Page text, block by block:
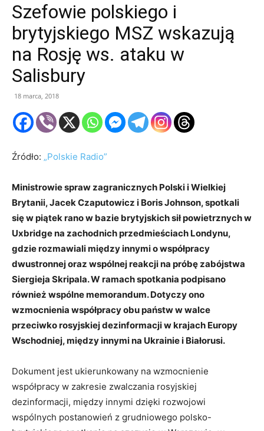
Szefowie polskiego i
brytyjskiego MSZ wskazują
na Rosję ws. ataku w
Salisbury
18 marca, 2018
Źródło: „Polskie Radio”
Ministrowie spraw zagranicznych Polski i Wielkiej
Brytanii, Jacek Czaputowicz i Boris Johnson, spotkali
się w piątek rano w bazie brytyjskich sił powietrznych w
Uxbridge na zachodnich przedmieściach Londynu,
gdzie rozmawiali między innymi o współpracy
dwustronnej oraz wspólnej reakcji na próbę zabójstwa
Siergieja Skripala. W ramach spotkania podpisano
również wspólne memorandum. Dotyczy ono
wzmocnienia współpracy obu państw w walce
przeciwko rosyjskiej dezinformacji w krajach Europy
Wschodniej, między innymi na Ukrainie i Białorusi.
Dokument jest ukierunkowany na wzmocnienie
współpracy w zakresie zwalczania rosyjskiej
dezinformacji, między innymi dzięki rozwojowi
wspólnych postanowień z grudniowego polsko-